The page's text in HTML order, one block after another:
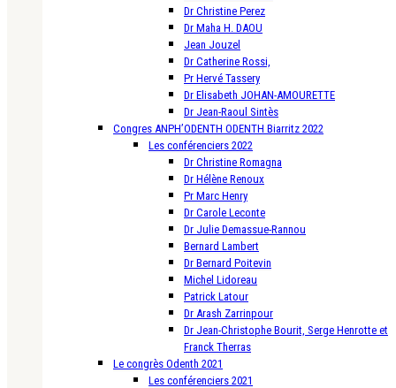
Dr Christine Perez
Dr Maha H. DAOU
Jean Jouzel
Dr Catherine Rossi,
Pr Hervé Tassery
Dr Elisabeth JOHAN-AMOURETTE
Dr Jean-Raoul Sintès
Congres ANPH’ODENTH ODENTH Biarritz 2022
Les conférenciers 2022
Dr Christine Romagna
Dr Hélène Renoux
Pr Marc Henry
Dr Carole Leconte
Dr Julie Demassue-Rannou
Bernard Lambert
Dr Bernard Poitevin
Michel Lidoreau
Patrick Latour
Dr Arash Zarrinpour
Dr Jean-Christophe Bourit, Serge Henrotte et
Franck Therras
Le congrès Odenth 2021
Les conférenciers 2021